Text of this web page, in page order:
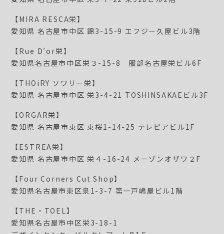
【MIRA RESCA栄】
愛知県 名古屋市中区 錦3-15-9 エフジー久屋ビル3階
【Rue D’or栄】
愛知県名古屋市中区栄３-15-8 服部名古屋栄ビル6F
【THOiRY ソワリー栄】
愛知県 名古屋市中区 栄3-4-21 TOSHINSAKAEビル3F
【ORGAR栄】
愛知県 名古屋市東区 東桜1-14-25 テレピアビル1F
【ESTREA栄】
愛知県 名古屋市中区 栄４-16-24 メーゾンオザワ２F
【Four Corners Cut Shop】
愛知県名古屋市東区泉1-3-7 第一戸嶋屋ビル1階
【THE・TOEL】
愛知県名古屋市中区栄3-18-1